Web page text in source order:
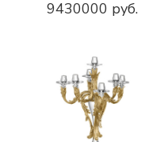
9430000 руб.